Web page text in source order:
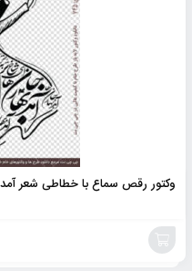
وکتور رقص سماع با خطاطی شعر آمد